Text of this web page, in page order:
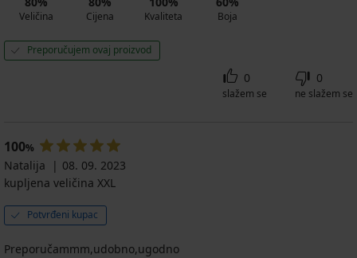
Veličina Cijena Kvaliteta Boja
Preporučujem ovaj proizvod
0
slažem se
0
ne slažem se
100%
Natalija
08. 09. 2023
kupljena veličina XXL
Potvrđeni kupac
Preporučammm,udobno,ugodno